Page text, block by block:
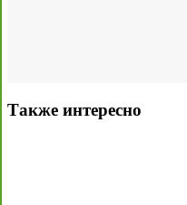
Также интересно